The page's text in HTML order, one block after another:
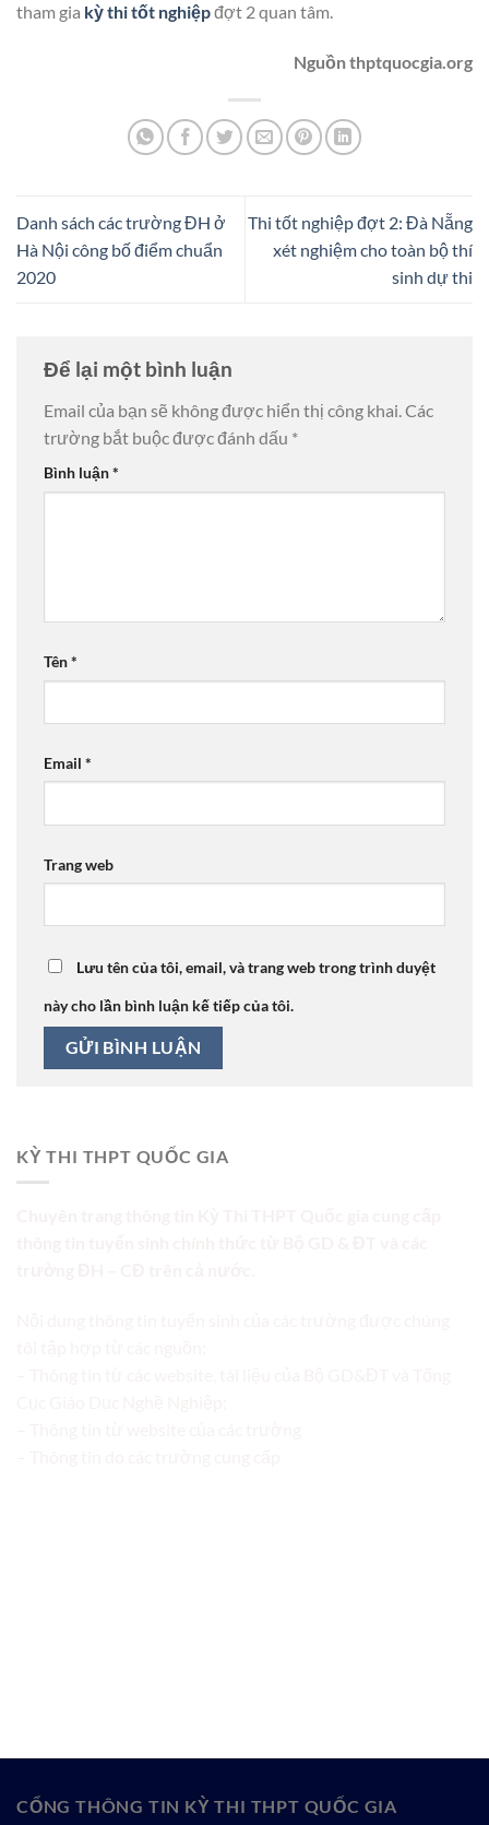
tham gia kỳ thi tốt nghiệpđợt 2 quan tâm.
Nguồn thptquocgia.org
Danh sách các trường ĐH ở
Hà Nội công bố điểm chuẩn
2020
Thi tốt nghiệp đợt 2: Đà Nẵng
xét nghiệm cho toàn bộ thí
sinh dự thi
Để lại một bình luận
Email của bạn sẽ không được hiển thị công khai.Các
trường bắt buộc được đánh dấu *
Bình luận*
Tên*
Email *
Trang web
Lưu tên của tôi, email, và trang web trong trình duyệt
này cho lần bình luận kế tiếp của tôi.
KỲ THI THPT QUỐC GIA
CỔNG THÔNG TIN KỲ THI THPT QUỐC GIA